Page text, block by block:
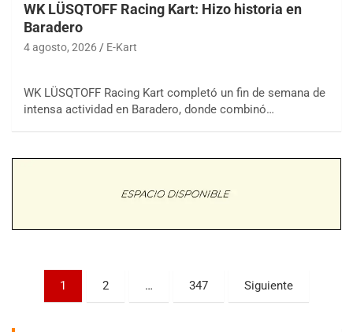
WK LÜSQTOFF Racing Kart: Hizo historia en
Baradero
4 agosto, 2026 E-Kart
WK LÜSQTOFF Racing Kart completó un fin de semana de
intensa actividad en Baradero, donde combinó…
Paginación
1 2 … 347 Siguiente
COBERTURA ESPECIAL DE E-KART.COM.AR
08/09-AGO
Trenque Lauquen (Buenos Aires)
Parque de la Velocidad (Asfalto)
Villaguay (Entre Ríos)